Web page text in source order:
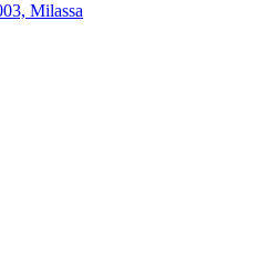
Milassa